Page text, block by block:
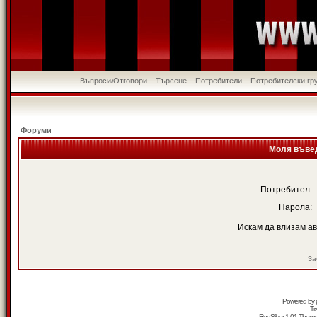
Въпроси/Отговори Търсене Потребители Потребителски
Форуми
Моля
Потребител:
Парола:
Искам да влизам
Powered by